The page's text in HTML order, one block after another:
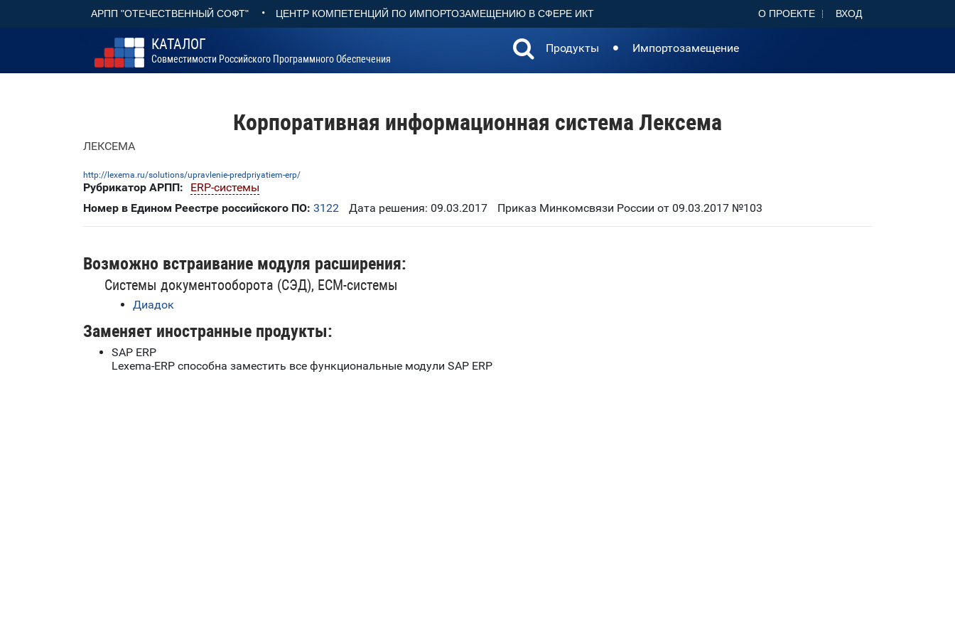
АРПП "ОТЕЧЕСТВЕННЫЙ СОФТ" • ЦЕНТР КОМПЕТЕНЦИЙ ПО ИМПОРТОЗАМЕЩЕНИЮ В СФЕРЕ ИКТ О ПРОЕКТЕ ВХОД
КАТАЛОГ
Совместимости Российского Программного Обеспечения
Продукты Импортозамещение
Корпоративная информационная система Лексема
ЛЕКСЕМА
http://lexema.ru/solutions/upravlenie-predpriyatiem-erp/
Рубрикатор АРПП:
ERP-системы
Номер в Едином Реестре российского ПО: 3122 Дата решения: 09.03.2017 Приказ Минкомсвязи России от 09.03.2017 №103
Возможно встраивание модуля расширения:
Системы документооборота (СЭД), ECM-системы
Диадок
Заменяет иностранные продукты:
SAP ERP
Lexema-ERP способна заместить все функциональные модули SAP ERP